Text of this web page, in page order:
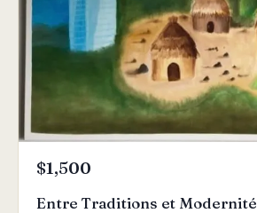
$1,500
Entre Traditions et Modernité